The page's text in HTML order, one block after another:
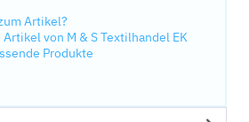
Artikel?
von M & S Textilhandel EK
Produkte